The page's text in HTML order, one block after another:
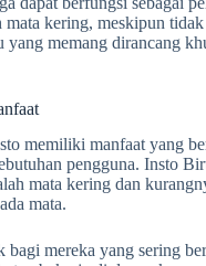
mata kering, meskipun
yang memang dirancang
memiliki manfaat yang
pengguna. Insto
mata kering dan
mata.
bagi mereka yang sering